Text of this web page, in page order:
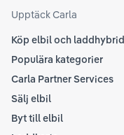
Upptäck Carla
Köp elbil och laddhybrid
Populära kategorier
Carla Partner Services
Sälj elbil
Byt till elbil